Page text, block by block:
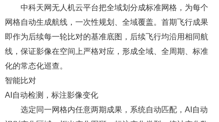
中科天网无人机云平台把全域划分成标准网格，为每个
网格自动生成航线，一次性规划、全域覆盖。首期飞行成果
即作为后续每一轮比对的基准底图，后续飞行均沿用相同航
线，保证影像在空间上严格对应，形成全域、全周期、标准
化的常态化巡查。
智能比对
AI自动检测，标注影像变化
选定同一网格内任意两期成果，系统自动匹配，AI自动